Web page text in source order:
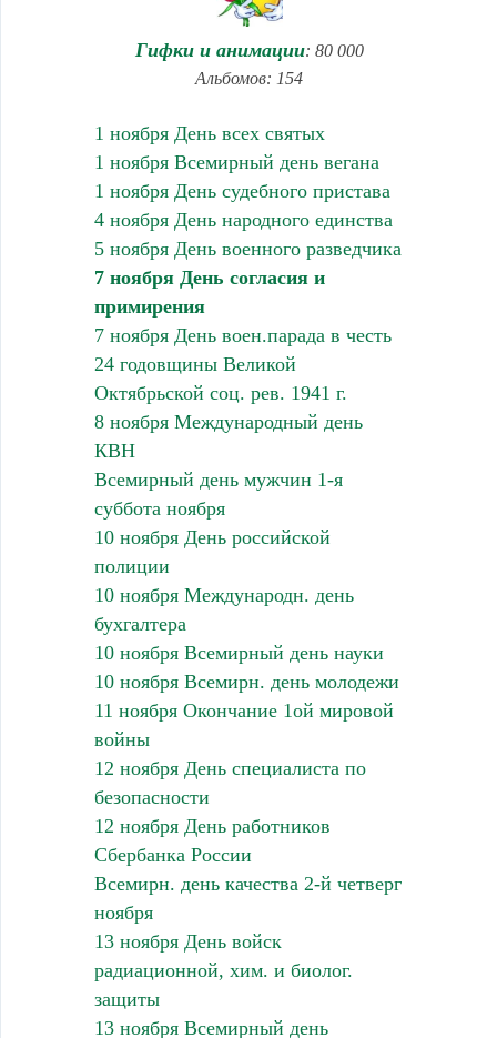
Гифки и анимации: 80 000
Альбомов: 154
1 ноября День всех святых
1 ноября Всемирный день вегана
1 ноября День судебного пристава
4 ноября День народного единства
5 ноября День военного разведчика
7 ноября День согласия и
примирения
7 ноября День воен.парада в честь
24 годовщины Великой
Октябрьской соц. рев. 1941 г.
8 ноября Международный день
КВН
Всемирный день мужчин 1-я
суббота ноября
10 ноября День российской
полиции
10 ноября Международн. день
бухгалтера
10 ноября Всемирный день науки
10 ноября Всемирн. день молодежи
11 ноября Окончание 1ой мировой
войны
12 ноября День специалиста по
безопасности
12 ноября День работников
Сбербанка России
Всемирн. день качества 2-й четверг
ноября
13 ноября День войск
радиационной, хим. и биолог.
защиты
13 ноября Всемирный день